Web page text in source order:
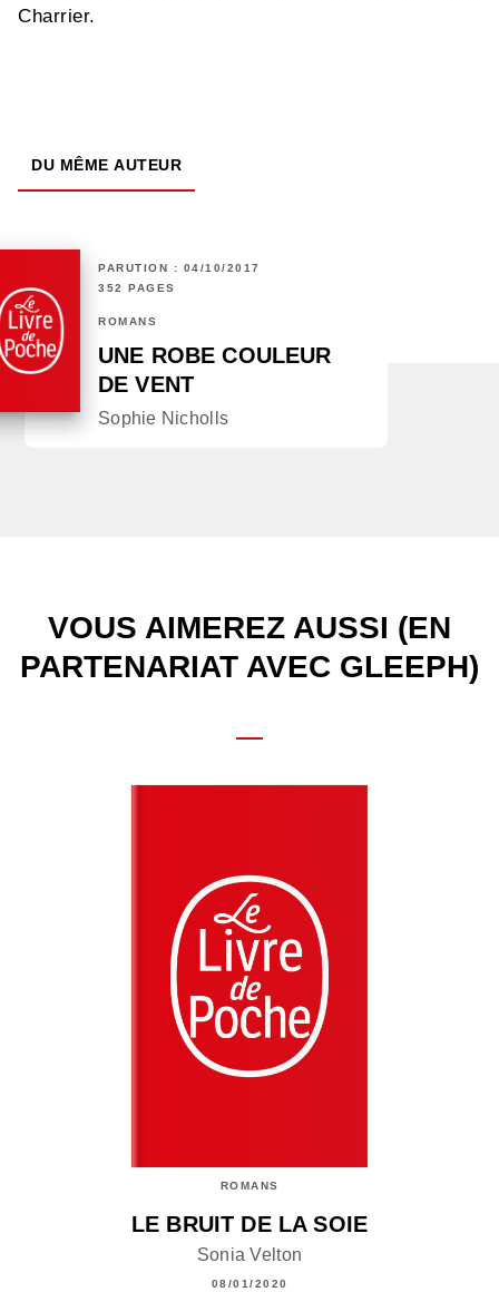
Charrier.
DU MÊME AUTEUR
PARUTION : 04/10/2017
352 PAGES
ROMANS
UNE ROBE COULEUR
DE VENT
Sophie Nicholls
VOUS AIMEREZ AUSSI (EN
PARTENARIAT AVEC GLEEPH)
ROMANS
LE BRUIT DE LA SOIE
Sonia Velton
08/01/2020